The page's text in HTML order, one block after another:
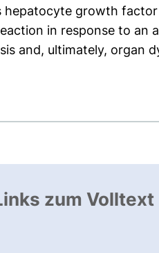
hepatocyte growth
in response to an
and, ultimately, organ
zum Volltext